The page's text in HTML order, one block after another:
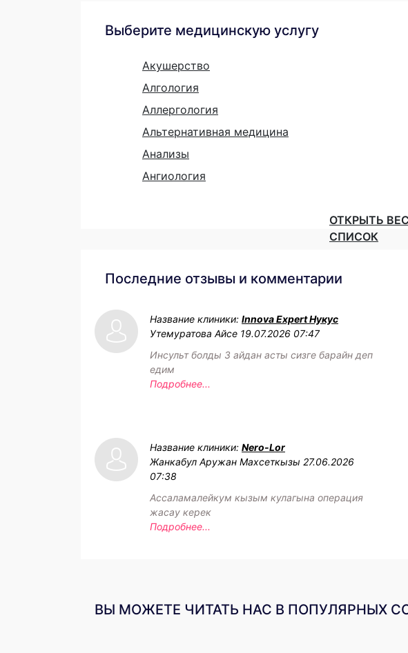
Выберите медицинскую услугу
Акушерство
Алгология
Аллергология
Альтернативная медицина
Анализы
Ангиология
ОТКРЫТЬ
СПИСОК
Последние отзывы и комментарии
Название клиники: Innova Expert Нукус
Утемуратова Айсе 19.07.2026 07:47
Инсульт болды 3 айдан асты сизге барайн деп
едим
Подробнее...
Название клиники: Nero-Lor
Жанкабул Аружан Махсеткызы 27.06.2026
07:38
Ассаламалейкум кызым кулагына операция
жасау керек
Подробнее...
ВЫ МОЖЕТЕ ЧИТАТЬ НАС В ПОПУЛЯРНЫХ